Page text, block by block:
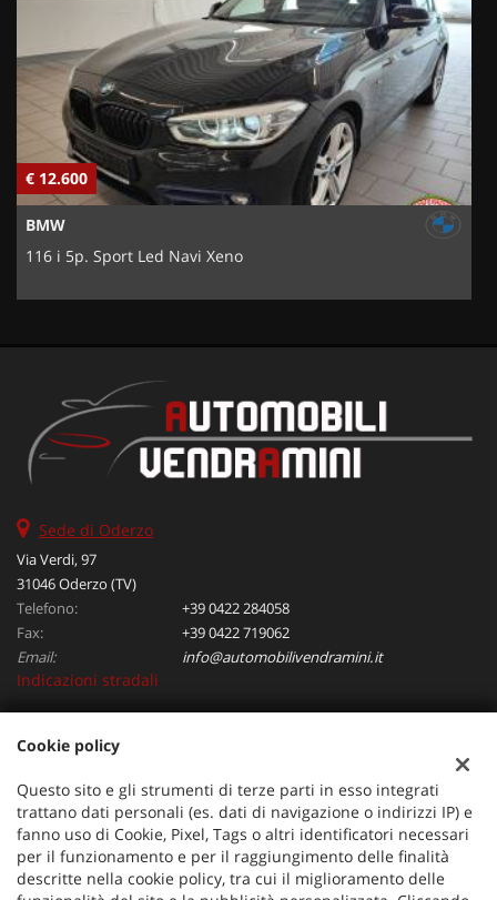
€ 12.600
BMW
116 i 5p. Sport Led Navi Xeno
Sede di Oderzo
Via Verdi, 97
31046 Oderzo (TV)
Telefono:
+39 0422 284058
Fax:
+39 0422 719062
Email:
info@automobilivendramini.it
Indicazioni stradali
Dati fiscali:
Automobili Vendramini srl
Via Verdi, 97, Oderzo (TV)
C.F/P.IVA:04823130267
Registro delle imprese:TV
Cookie policy
Questo sito e gli strumenti di terze parti in esso integrati
trattano dati personali (es. dati di navigazione o indirizzi IP) e
fanno uso di Cookie, Pixel, Tags o altri identificatori necessari
per il funzionamento e per il raggiungimento delle finalità
descritte nella cookie policy, tra cui il miglioramento delle